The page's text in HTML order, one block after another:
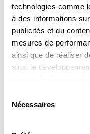
technologies comme
à des informations
publicités et du
mesures de
ainsi que de réaliser
ainsi le
tout moment en
cookies ou en
Nécessaires
Reportage : à la
gypaètes dans
Pour protéger les
s’installent dans les
refuge. La longue-
BALADES
Envie de papillons
et de rapaces